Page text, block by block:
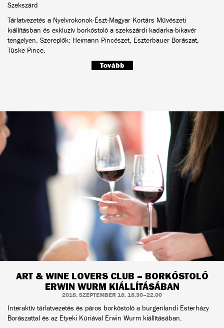
Szekszárd
Tárlatvezetés a Nyelvrokonok-Észt-Magyar Kortárs Művészeti
kiállításban és exkluzív borkóstoló a szekszárdi kadarka-bikavér
tengelyen. Szereplők: Heimann Pincészet, Eszterbauer Borászat,
Tüske Pince.
Tovább
ART & WINE LOVERS CLUB – BORKÓSTOLÓ
ERWIN WURM KIÁLLÍTÁSÁBAN
2018. SZEPTEMBER 18. 18.30–22.00
Interaktív tárlatvezetés és páros borkóstoló a burgenlandi Esterházy
Borászattal és az Etyeki Kúriával Erwin Wurm kiállításában.